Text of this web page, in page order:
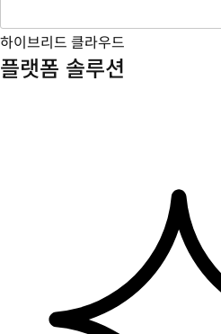
하이브리드 클라우드
플랫폼 솔루션